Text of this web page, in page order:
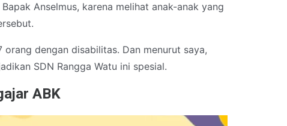
Anselmus, karena melihat anak-anak yang
dengan disabilitas. Dan menurut saya,
SDN Rangga Watu ini spesial.
ABK